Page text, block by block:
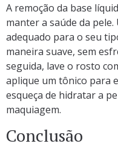
A remoção da base
manter a saúde da
adequado para o seu
maneira suave, sem
seguida, lave o rosto
aplique um tônico para
esqueça de hidratar a
maquiagem.
Conclusão